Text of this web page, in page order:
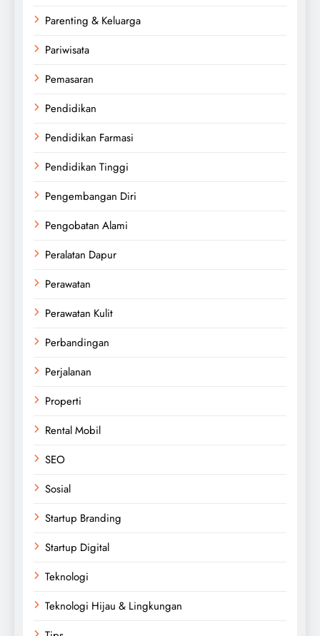
Parenting & Keluarga
Pariwisata
Pemasaran
Pendidikan
Pendidikan Farmasi
Pendidikan Tinggi
Pengembangan Diri
Pengobatan Alami
Peralatan Dapur
Perawatan
Perawatan Kulit
Perbandingan
Perjalanan
Properti
Rental Mobil
SEO
Sosial
Startup Branding
Startup Digital
Teknologi
Teknologi Hijau & Lingkungan